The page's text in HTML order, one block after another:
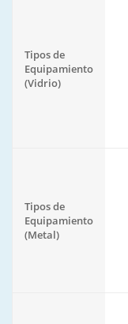
Tipos de
Equipamiento
(Vidrio)
Tipos de
Equipamiento
(Metal)